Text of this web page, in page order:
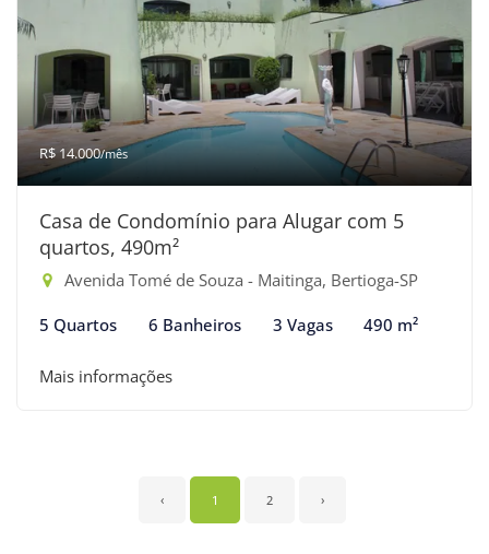
R$ 14.000/mês
Casa de Condomínio para Alugar com 5
quartos, 490m²
Avenida Tomé de Souza - Maitinga, Bertioga-SP
5 Quartos 6 Banheiros 3 Vagas 490 m²
Mais informações
‹ 1 2 ›